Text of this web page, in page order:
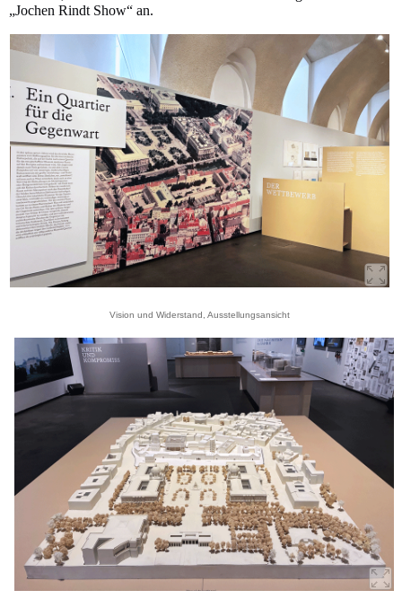
„Jochen Rindt Show“ an.
Vision und Widerstand, Ausstellungsansicht